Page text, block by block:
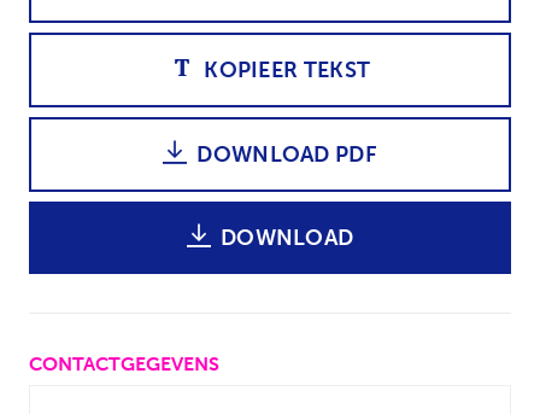
KOPIEER TEKST
DOWNLOAD PDF
DOWNLOAD
CONTACTGEGEVENS